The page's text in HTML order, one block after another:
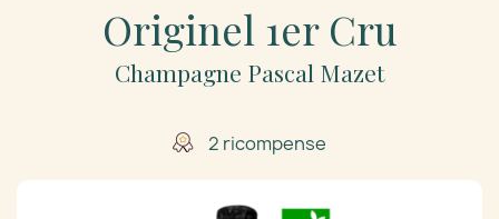
Originel 1er Cru
Champagne Pascal Mazet
2 ricompense